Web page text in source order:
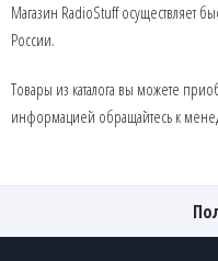
Магазин RadioStuff осуществляет
России.
Товары из каталога вы можете
информацией обращайтесь к